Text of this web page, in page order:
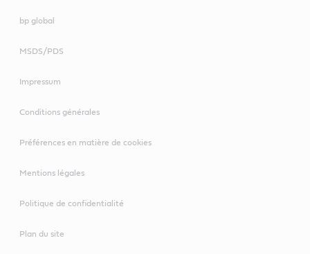
bp global
MSDS/PDS
Impressum
Conditions générales
Préférences en matière de cookies
Mentions légales
Politique de confidentialité
Plan du site